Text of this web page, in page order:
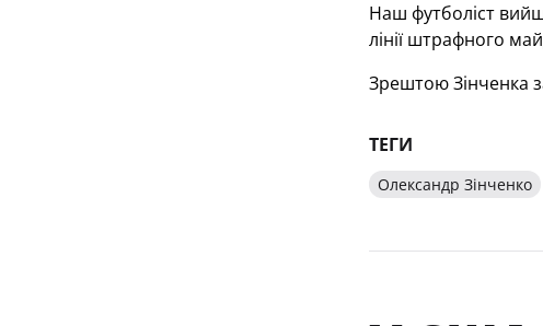
Наш футболіст
лінії штрафного
Зрештою Зінченка
ТЕГИ
Олександр Зінченко